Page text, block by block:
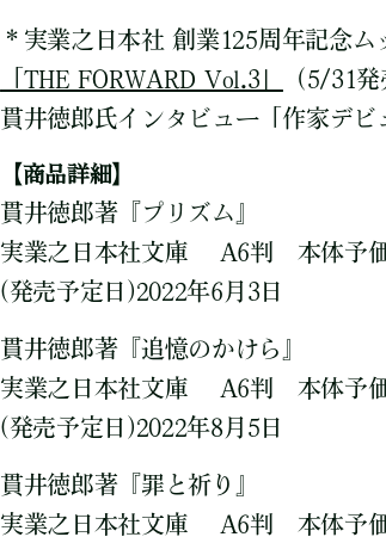
＊実業之日本社 創業125周年記念ム
「THE FORWARD Vol.3」
（5/31発
貫井徳郎氏インタビュー「作家デビ
【商品詳細】
貫井徳郎著『プリズム』
実業之日本社文庫 A6判 本体予
(発売予定日)2022年6月3日
貫井徳郎著『追憶のかけら』
実業之日本社文庫 A6判 本体予
(発売予定日)2022年8月5日
貫井徳郎著『罪と祈り』
実業之日本社文庫 A6判 本体予